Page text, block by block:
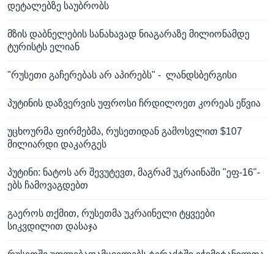
დეტალებზე საუბრობს
მზის დაბნელების სანახავად ნიაგარაზე მილიონამდე
ტურისტს ელიან
"რუსეთი გაჩერებას არ აპირებს" - ლანდსბერგისი
პუტინის დაზვერვის უფროსი ჩრდილოეთ კორეას ეწვია
უცხოურმა ფირმებმა, რუსეთიდან გამოსვლით $107
მილიარდი დაკარგეს
პუტინი: ნატოს არ შევუტევთ, მაგრამ უკრაინაში "ეფ-16"-
ებს ჩამოვაგდებთ
გაეროს თქმით, რუსეთმა უკრაინელი ტყვეები
სიკვდილით დასაჯა